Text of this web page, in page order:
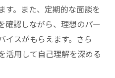
相談所の利点
の違いと選び方
活かした選び方
充実度をチェック
す。また、定期的な面談を
確認しながら、理想のパー
イスがもらえます。さら
活用して自己理解を深める